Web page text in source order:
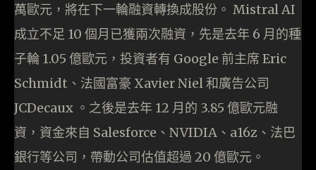
萬歐元，將在下一輪融資轉換成股份。 Mistral AI
成立不足 10 個月已獲兩次融資，先是去年 6 月的種
子輪 1.05 億歐元，投資者有 Google 前主席 Eric
Schmidt、法國富豪 Xavier Niel 和廣告公司
JCDecaux 。之後是去年 12 月的 3.85 億歐元融
資，資金來自 Salesforce、NVIDIA、a16z、法巴
銀行等公司，帶動公司估值超過 20 億歐元。